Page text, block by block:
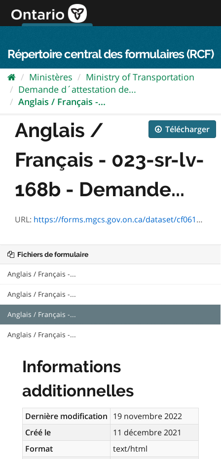
directement
au
Répertoire central des formulaires (RCF)
Ministères
Ministry of Transportation
Demande d´attestation de...
Anglais / Français -...
Télécharger
Anglais /
Français - 023-sr-lv-
168b - Demande...
URL: https://forms.mgcs.gov.on.ca/dataset/cf061179-c6ef-48db-b39b-bcc52ab6618b/resource/a75cd615-73bd-4e7c-aa36-1fe21e033f0e/download/txt_sr-lv-168e.htm
Fichiers de formulaire
Anglais / Français -...
Anglais / Français -...
Anglais / Français -...
Anglais / Français -...
Informations
additionnelles
Dernière modification 19 novembre 2022
Créé le
11 décembre 2021
Format
text/html